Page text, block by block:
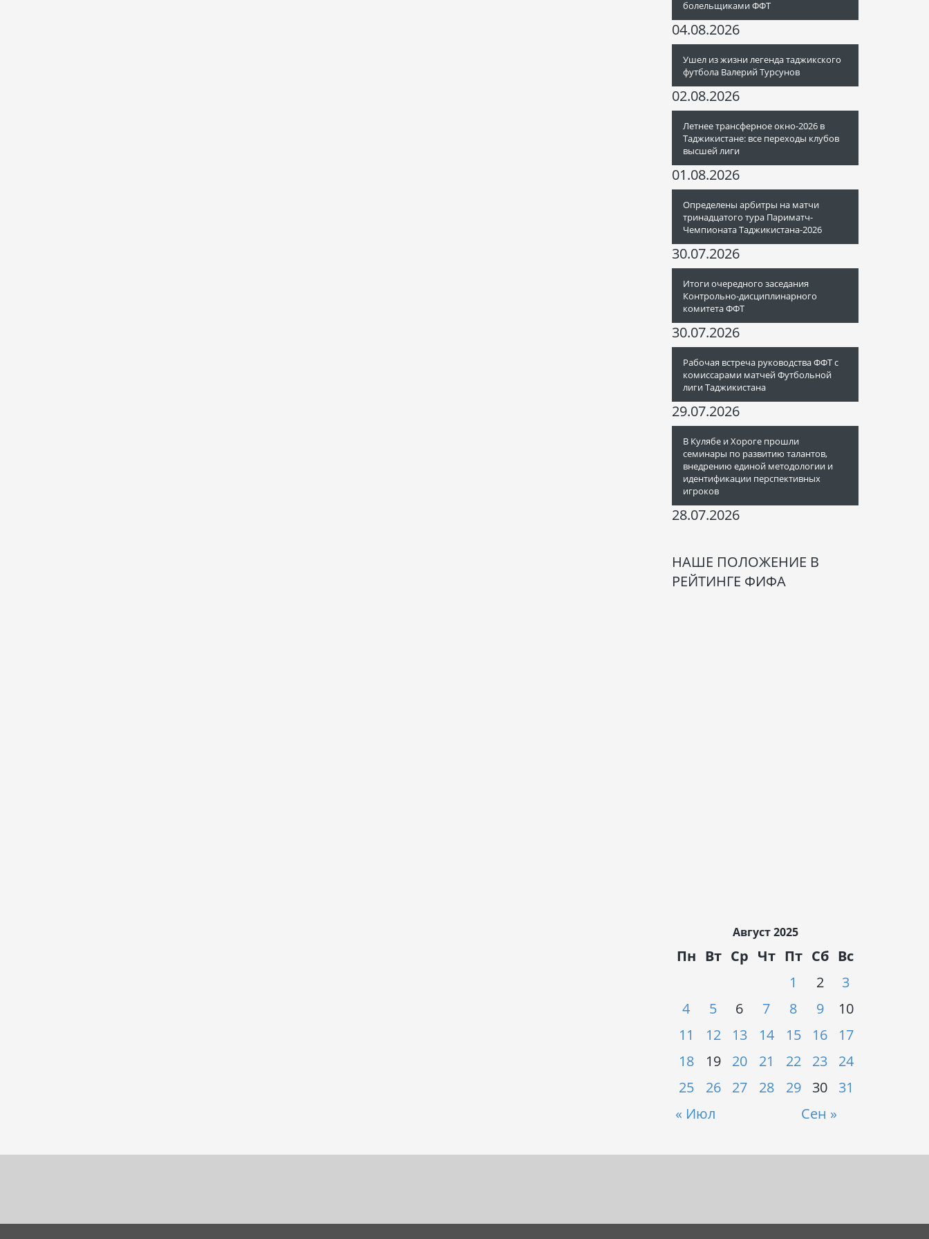
болельщиками ФФТ
04.08.2026
Ушел из жизни легенда таджикского
футбола Валерий Турсунов
02.08.2026
Летнее трансферное окно-2026 в
Таджикистане: все переходы клубов
высшей лиги
01.08.2026
Определены арбитры на матчи
тринадцатого тура Париматч-
Чемпионата Таджикистана-2026
30.07.2026
Итоги очередного заседания
Контрольно-дисциплинарного
комитета ФФТ
30.07.2026
Рабочая встреча руководства ФФТ с
комиссарами матчей Футбольной
лиги Таджикистана
29.07.2026
В Кулябе и Хороге прошли
семинары по развитию талантов,
внедрению единой методологии и
идентификации перспективных
игроков
28.07.2026
НАШЕ ПОЛОЖЕНИЕ В
РЕЙТИНГЕ ФИФА
Август 2025
Пн Вт Ср Чт Пт Сб Вс
« Июл Сен »
1 2
3
4
5 6 7 8 9
10
11
12 13 14 15 16
17
18
19 20 21 22 23
24
25
26 27 28 29 30 31